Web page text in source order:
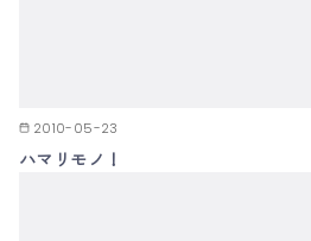
2010-05-23
ハマリモノ！